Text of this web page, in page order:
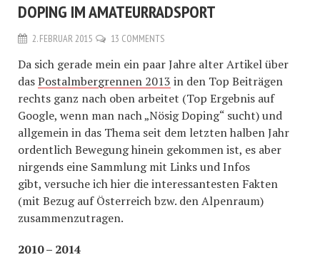
DOPING IM AMATEURRADSPORT
2. FEBRUAR 2015 13 COMMENTS
Da sich gerade mein ein paar Jahre alter Artikel über
dasPostalmbergrennen 2013 in den Top Beiträgen
rechts ganz nach oben arbeitet (Top Ergebnis auf
Google, wenn man nach „Nösig Doping“ sucht) und
allgemein in das Thema seit dem letzten halben Jahr
ordentlich Bewegung hinein gekommen ist, es aber
nirgends eine Sammlung mit Links und Infos
gibt, versuche ich hier die interessantesten Fakten
(mit Bezug auf Österreich bzw. den Alpenraum)
zusammenzutragen.
2010 – 2014